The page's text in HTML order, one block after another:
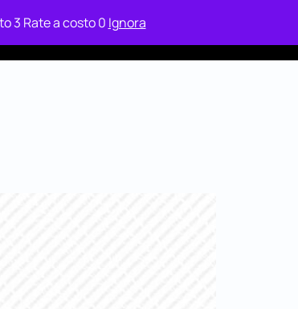
3 Rate a costo 0 Ignora
Study Area Clienti Relax